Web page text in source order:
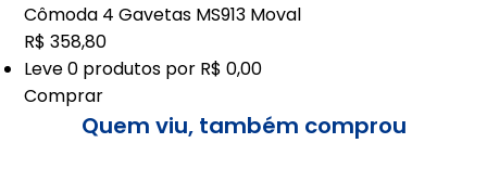
Cômoda 4 Gavetas MS913 Moval
R$ 358,80
Leve0 produtos por R$ 0,00
Comprar
Quem viu, também comprou